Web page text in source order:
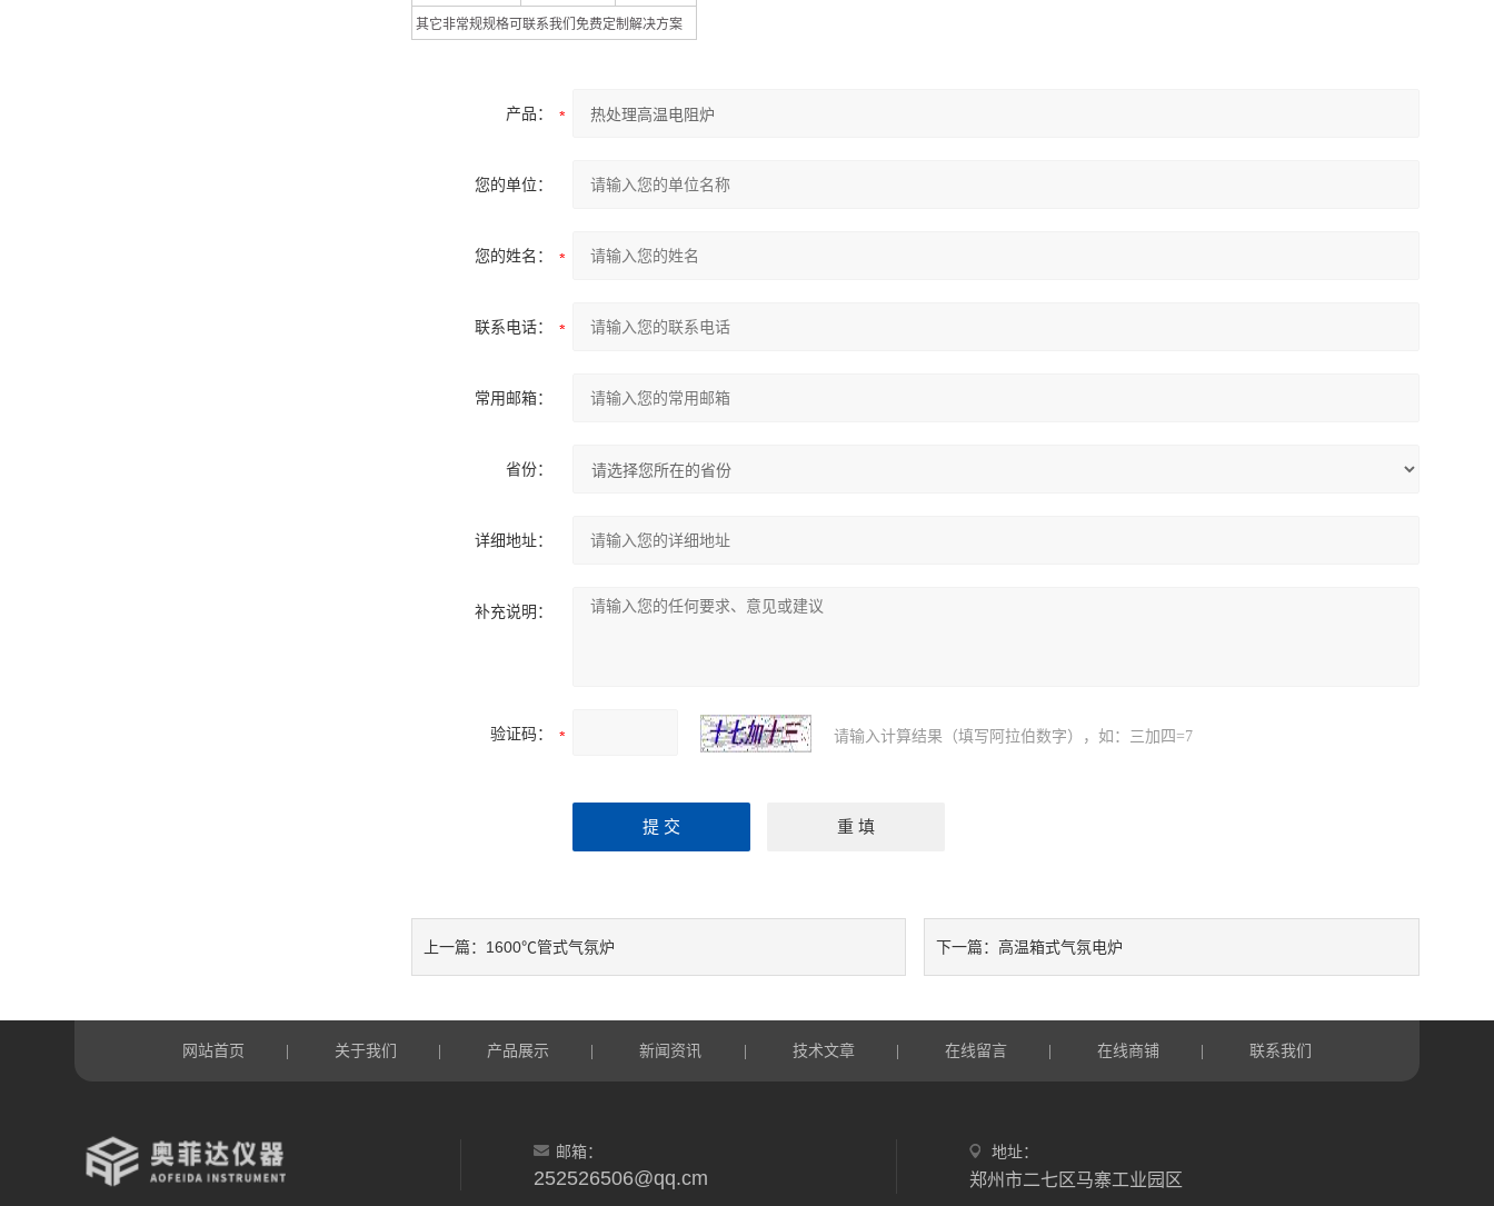
其它非常规规格可联系我们免费定制解决方案
产品：
您的单位：
您的姓名：
联系电话：
常用邮箱：
省份：
详细地址：
补充说明：
验证码： 请输入计算结果（填写阿拉伯数字），如：三加四=7
上一篇： 1600℃管式气氛炉 下一篇：高温箱式气氛电炉
网站首页 | 关于我们 | 产品展示 | 新闻资讯 | 技术文章 | 在线留言 | 在线商铺 | 联系我们
邮箱：
252526506@qq.cm
地址：
郑州市二七区马寨工业园区